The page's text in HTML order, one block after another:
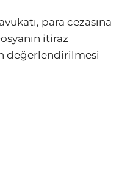
para cezasına
itiraz
değerlendirilmesi